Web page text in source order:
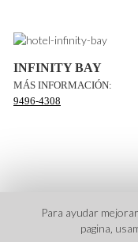
Para ayudar
pagina‚
INFINITY BAY
MÁS INFORMACIÓN:
9496-4308